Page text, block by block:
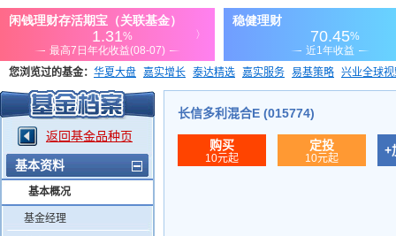
您浏览过的基金： 华夏大盘 嘉实增长 泰达精选 嘉实服务 易基策略 兴业全球
添富优势 华安宏利 上证180价值ETF
返回基金品种页
基本资料
基本概况
基金经理
长信多利混合E (015774)
购买
10元起
定投
10元起
+